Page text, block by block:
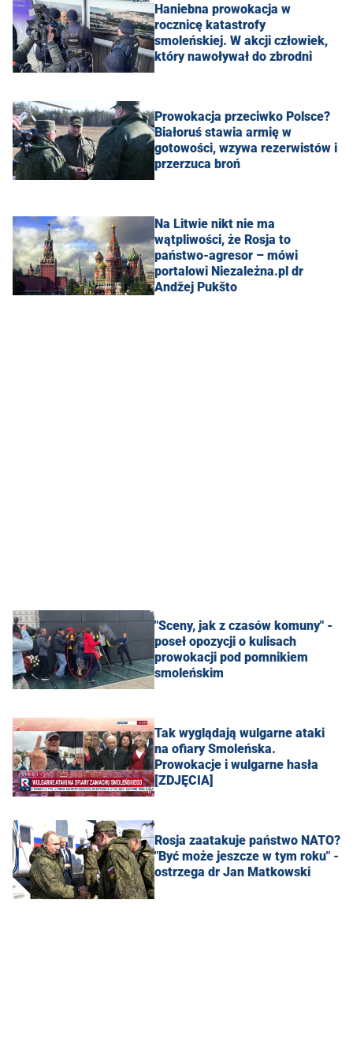
Haniebna prowokacja w
rocznicę katastrofy
smoleńskiej. W akcji człowiek,
który nawoływał do zbrodni
Prowokacja przeciwko Polsce?
Białoruś stawia armię w
gotowości, wzywa rezerwistów i
przerzuca broń
Na Litwie nikt nie ma
wątpliwości, że Rosja to
państwo-agresor – mówi
portalowi Niezależna.pl dr
Andžej Pukšto
"Sceny, jak z czasów komuny" -
poseł opozycji o kulisach
prowokacji pod pomnikiem
smoleńskim
Tak wyglądają wulgarne ataki
na ofiary Smoleńska.
Prowokacje i wulgarne hasła
[ZDJĘCIA]
Rosja zaatakuje państwo NATO?
"Być może jeszcze w tym roku" -
ostrzega dr Jan Matkowski